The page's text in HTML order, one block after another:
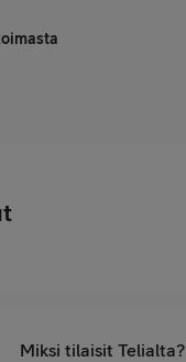
Miksi tilaisit Telialta?